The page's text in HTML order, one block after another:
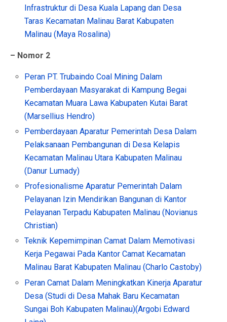
Infrastruktur di Desa Kuala Lapang dan Desa
Taras Kecamatan Malinau Barat Kabupaten
Malinau (Maya Rosalina)
– Nomor 2
Peran PT. Trubaindo Coal Mining Dalam
Pemberdayaan Masyarakat di Kampung Begai
Kecamatan Muara Lawa Kabupaten Kutai Barat
(Marsellius Hendro)
Pemberdayaan Aparatur Pemerintah Desa Dalam
Pelaksanaan Pembangunan di Desa Kelapis
Kecamatan Malinau Utara Kabupaten Malinau
(Danur Lumady)
Profesionalisme Aparatur Pemerintah Dalam
Pelayanan Izin Mendirikan Bangunan di Kantor
Pelayanan Terpadu Kabupaten Malinau (Novianus
Christian)
Teknik Kepemimpinan Camat Dalam Memotivasi
Kerja Pegawai Pada Kantor Camat Kecamatan
Malinau Barat Kabupaten Malinau (Charlo Castoby)
Peran Camat Dalam Meningkatkan Kinerja Aparatur
Desa (Studi di Desa Mahak Baru Kecamatan
Sungai Boh Kabupaten Malinau)(Argobi Edward